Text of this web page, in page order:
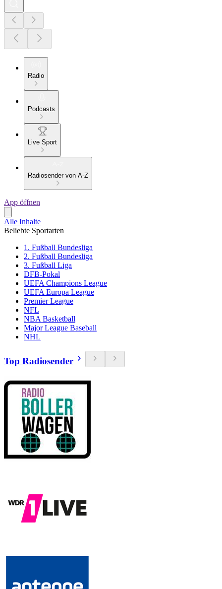
Radio
Podcasts
Live Sport
Radiosender von A-Z
App öffnen
Alle Inhalte
Beliebte Sportarten
1. Fußball Bundesliga
2. Fußball Bundesliga
3. Fußball Liga
DFB-Pokal
UEFA Champions League
UEFA Europa League
Premier League
NFL
NBA Basketball
Major League Baseball
NHL
Top Radiosender